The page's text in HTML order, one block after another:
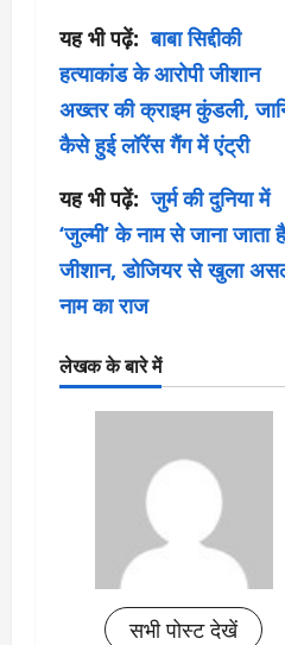
यह भी पढ़ें:बाबा सिद्दीकी
हत्याकांड के आरोपी जीशान
अख्तर की क्राइम कुंडली,
कैसे हुई लॉरेंस गैंग में एंट्री
यह भी पढ़ें:जुर्म की दुनिया में
‘जुल्मी’ के नाम से जाना जाता है
जीशान, डोजियर से खुला
नाम का राज
लेखक के बारे में
सभी पोस्ट देखें